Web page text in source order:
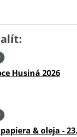
Husiná 2026
& oleja -